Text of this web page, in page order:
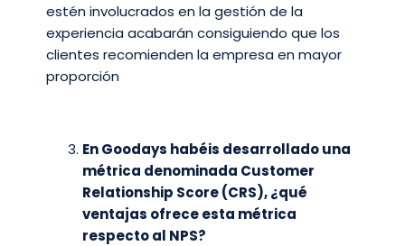
estén involucrados en la gestión de la
experiencia acabarán consiguiendo que los
clientes recomienden la empresa en mayor
proporción
En Goodays habéis desarrollado una
métrica denominada Customer
Relationship Score (CRS), ¿qué
ventajas ofrece esta métrica
respecto al NPS?